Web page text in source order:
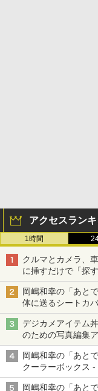
アクセスラン
1時間
クルマとカメラ、
に挿すだけで「探
岡嶋和幸の「あと
体に送るシートカ
デジカメアイテム
のための写真編集
る「Filmator」
岡嶋和幸の「あと
クーラーボックス
岡嶋和幸の「あと